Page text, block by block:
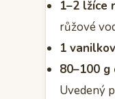
1–2 lžíce
růžové
1
80–100 g
Uvedený